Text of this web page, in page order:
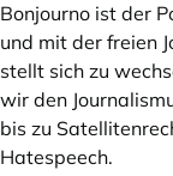
Bonjourno ist der
und mit der freien
stellt sich zu
wir den
bis zu
Hatespeech.